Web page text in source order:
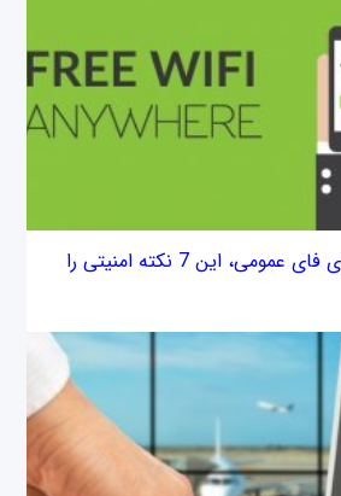
هنگام استفاده از وای فای عمومی، این 7 نکته امنیتی را